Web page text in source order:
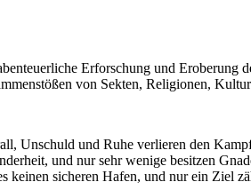
Erforschung und Eroberung
von Sekten, Religionen,
Unschuld und Ruhe verlieren den
und nur sehr wenige besitzen
keinen sicheren Hafen, und nur ein Ziel